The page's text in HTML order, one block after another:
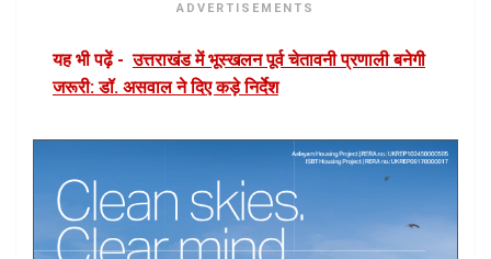
ADVERTISEMENTS
यह भी पढ़ें - उत्तराखंड में भूस्खलन पूर्व चेतावनी प्रणाली बनेगी
जरूरी: डॉ. असवाल ने दिए कड़े निर्देश